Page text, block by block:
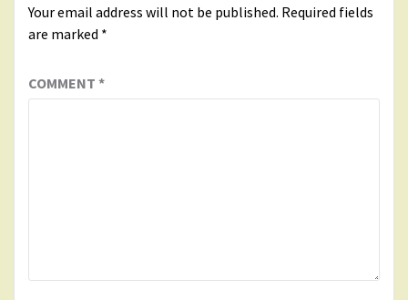
Your email address will not be published. Required fields
are marked *
COMMENT *